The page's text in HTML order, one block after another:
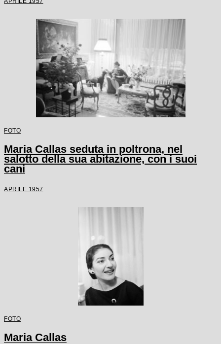
FOTO
Maria Callas seduta in poltrona, nel
salotto della sua abitazione, con i suoi
cani
APRILE 1957
FOTO
Maria Callas